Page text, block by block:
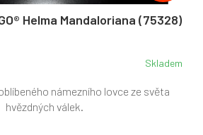
Helma Mandaloriana (75328)
Skladem
námezního lovce ze světa
hvězdných válek.